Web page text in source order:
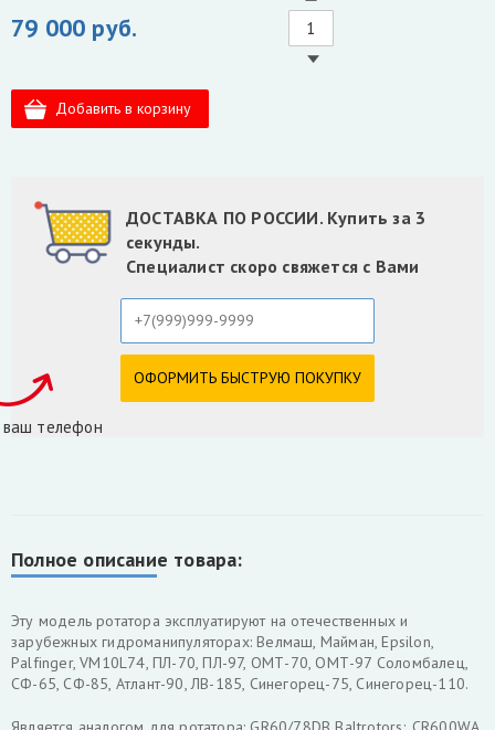
79 000 руб.
ДОСТАВКА ПО РОССИИ. Купить за 3
секунды.
Специалист скоро свяжется с Вами
телефон
Полное описание товара:
Эту модель ротатора эксплуатируют на отечественных и
зарубежных гидроманипуляторах: Велмаш, Майман, Epsilon,
Palfinger, VM10L74, ПЛ-70, ПЛ-97, ОМТ-70, ОМТ-97 Соломбалец,
СФ-65, СФ-85, Атлант-90, ЛВ-185, Синегорец-75, Синегорец-110.